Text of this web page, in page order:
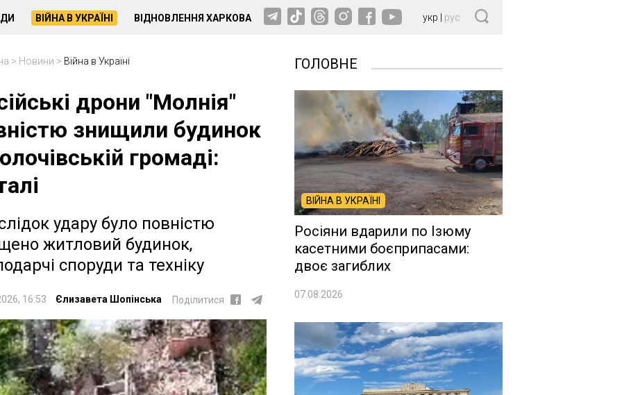
ВІЙНА В УКРАЇНІ ВІДНОВЛЕННЯ ХАРКОВА укр рус
> Новини > Війна в Україні
дрони "Молнія"
знищили будинок
громаді:
удару було повністю
житловий будинок,
споруди та техніку
16:53 Єлизавета Шопінська Поділитися
ГОЛОВНЕ
ВІЙНА В УКРАЇНІ
Росіяни вдарили по Ізюму
касетними боєприпасами:
двоє загиблих
07.08.2026